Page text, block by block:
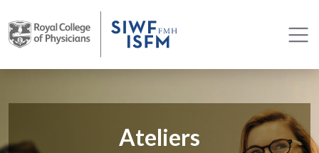
Ateliers